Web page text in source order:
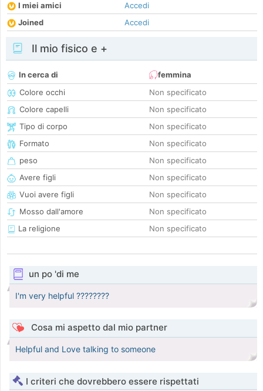
I miei amici
Accedi
Joined
Accedi
Il mio fisico e +
In cerca di
femmina
Colore occhi
Non specificato
Colore capelli
Non specificato
Tipo di corpo
Non specificato
Formato
Non specificato
peso
Non specificato
Avere figli
Non specificato
Vuoi avere figli
Non specificato
Mosso dall'amore
Non specificato
La religione
Non specificato
un po 'di me
I'm very helpful ????????
Cosa mi aspetto dal mio partner
Helpful and Love talking to someone
I criteri che dovrebbero essere rispettati